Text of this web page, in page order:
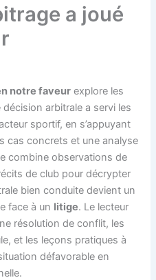
a joué
notre faveur explore les
arbitrale a servi les
sportif, en s’appuyant
cas concrets et une analyse
combine observations de
de club pour décrypter
bien conduite devient un
face à un litige. Le lecteur
résolution de conflit, les
et les leçons pratiques à
défavorable en